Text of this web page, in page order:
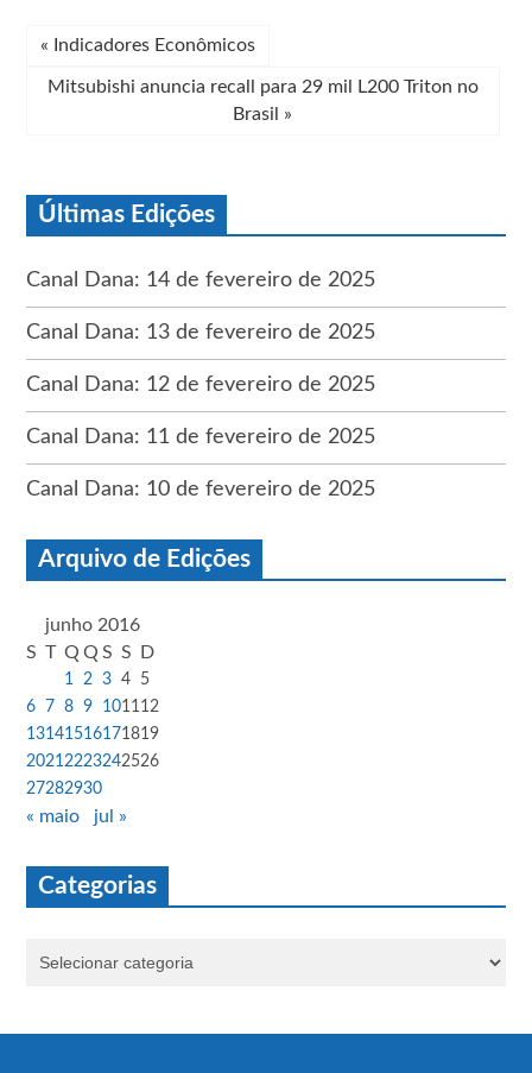
« Indicadores Econômicos
Mitsubishi anuncia recall para 29 mil L200 Triton no
Brasil »
Últimas Edições
Canal Dana: 14 de fevereiro de 2025
Canal Dana: 13 de fevereiro de 2025
Canal Dana: 12 de fevereiro de 2025
Canal Dana: 11 de fevereiro de 2025
Canal Dana: 10 de fevereiro de 2025
Arquivo de Edições
junho 2016
S T Q Q S S D
1 2 3 4
5
6
7 8 9 1011 12
13141516171819
2021 2223242526
27282930
« maio jul »
Categorias